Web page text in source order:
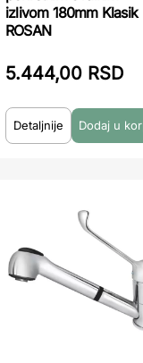
izlivom 180mm Klasik
ROSAN
5.444,00 RSD
Detaljnije